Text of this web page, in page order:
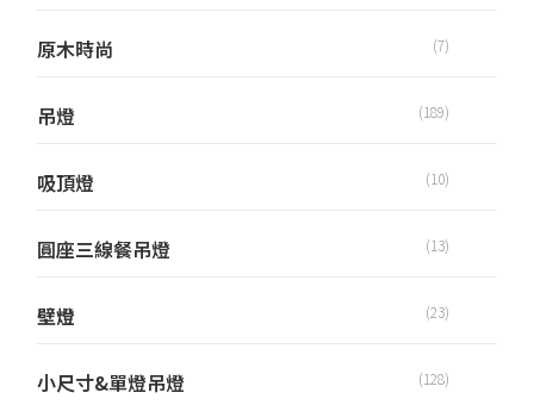
原木時尚 (7)
吊燈 (189)
吸頂燈 (10)
圓座三線餐吊燈 (13)
壁燈 (23)
小尺寸&單燈吊燈 (128)